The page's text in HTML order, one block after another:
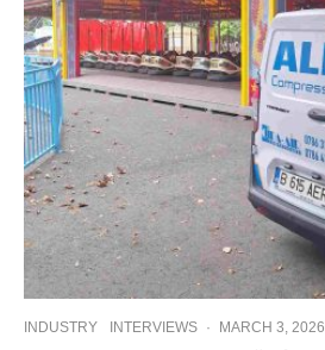
INDUSTRY INTERVIEWS · MARCH 3, 2026